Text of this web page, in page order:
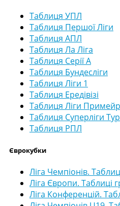
Таблиця УПЛ
Таблиця Першої Ліги
Таблиця АПЛ
Таблиця Ла Ліга
Таблиця Серії А
Таблиця Бундесліги
Таблиця Ліги 1
Таблиця Ередівізі
Таблиця Ліги
Таблиця Суперліги
Таблиця РПЛ
Єврокубки
Ліга Чемпіонів.
Ліга Європи. Таблиці
Ліга Конференцій.